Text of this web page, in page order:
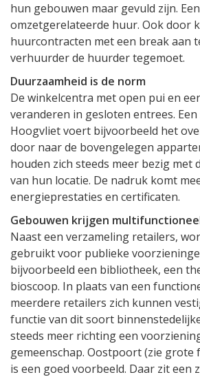
hun gebouwen maar gevuld zijn.
omzetgerelateerde huur. Ook door
huurcontracten met een break aan
verhuurder de huurder tegemoet.
Duurzaamheid is de norm
De winkelcentra met open pui en
veranderen in gesloten entrees.
Hoogvliet voert bijvoorbeeld het
door naar de bovengelegen
houden zich steeds meer bezig met
van hun locatie. De nadruk komt
energieprestaties en certificaten.
Gebouwen krijgen
Naast een verzameling retailers,
gebruikt voor publieke
bijvoorbeeld een bibliotheek, een
bioscoop. In plaats van een
meerdere retailers zich kunnen
functie van dit soort
steeds meer richting een
gemeenschap. Oostpoort (zie grote
is een goed voorbeeld. Daar zit een